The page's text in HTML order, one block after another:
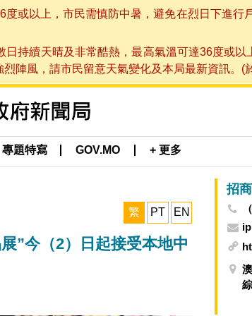
或以上，市民需慎防中暑，避免在烈日下進行
持續天晴及非常酷熱，最高氣溫可達36度或
陣風，請市民留意天氣變化及本局最新資訊。(
專題特寫 GOV.MO + 更多
繁 PT EN
”今（2）日起接受本地中
招